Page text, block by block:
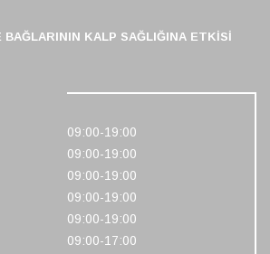
BAĞLARININ KALP SAĞLIĞINA ETKISI
09:00-19:00
09:00-19:00
09:00-19:00
09:00-19:00
09:00-19:00
09:00-17:00